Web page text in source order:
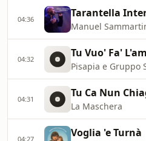
04:36 Tarantella
Manuel
04:32 Tu Vuo' Fa'
Pisapia e Gruppo
04:31 Tu Ca Nun
La Maschera
04:27 Voglia 'e Turnà